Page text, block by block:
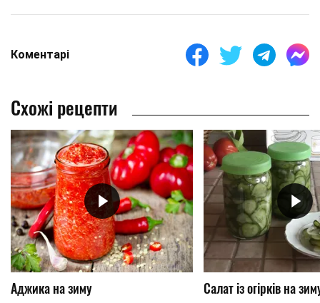
Коментарі
Схожі рецепти
Аджика на зиму Салат із огірків на